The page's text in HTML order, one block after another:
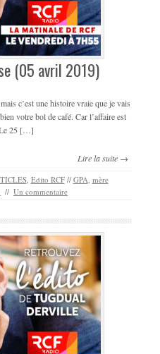
(05 avril 2019)
c’est une histoire vraie que je vais
votre bol de café. Car l’affaire est
Le 25 […]
Lire la suite →
, Edito RCF // GPA mère
// Un commentaire